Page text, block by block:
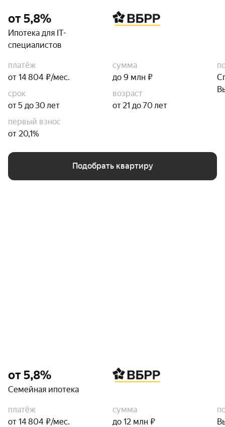
от 5,8%
Ипотека для IT-
специалистов
платёж
от 14 804 ₽/мес.
сумма
до 9 млн ₽
срок
от 5 до 30 лет
возраст
от 21 до 70 лет
первый взнос
от 20,1%
Подобрать квартиру
от 5,8%
Семейная ипотека
платёж
от 14 804 ₽/мес.
сумма
до 12 млн ₽